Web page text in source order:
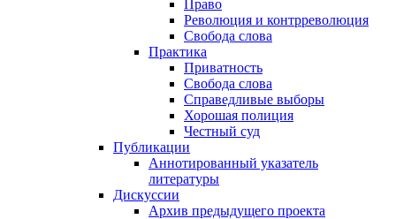
Право
Революция и контрреволюция
Свобода слова
Практика
Приватность
Свобода слова
Справедливые выборы
Хорошая полиция
Честный суд
Публикации
Аннотированный указатель
литературы
Дискуссии
Архив предыдущего проекта